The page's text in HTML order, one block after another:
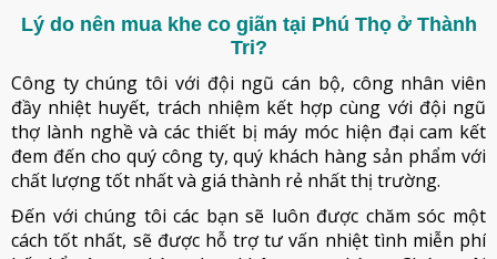
Lý do nên mua khe co giãn tại Phú Thọ ở Thành
Tri?
Công ty chúng tôi với đội ngũ cán bộ, công nhân viên
đầy nhiệt huyết, trách nhiệm kết hợp cùng với đội ngũ
thợ lành nghề và các thiết bị máy móc hiện đại cam kết
đem đến cho quý công ty, quý khách hàng sản phẩm với
chất lượng tốt nhất và giá thành rẻ nhất thị trường.
Đến với chúng tôi các bạn sẽ luôn được chăm sóc một
cách tốt nhất, sẽ được hỗ trợ tư vấn nhiệt tình miễn phí